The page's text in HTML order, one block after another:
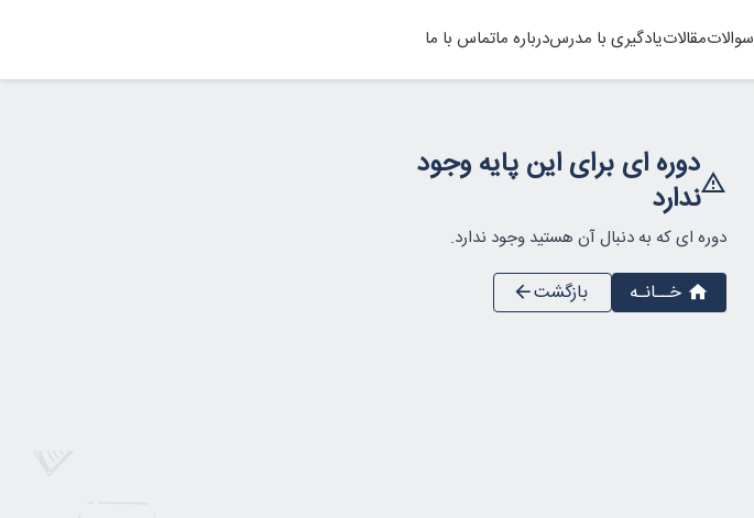
سوالاتمقالاتیادگیری با مدرسدرباره ماتماس با ما
دوره ای برای این پایه وجود
ندارد
دوره ای که به دنبال آن هستید وجود ندارد.
خــانـه بازگشت